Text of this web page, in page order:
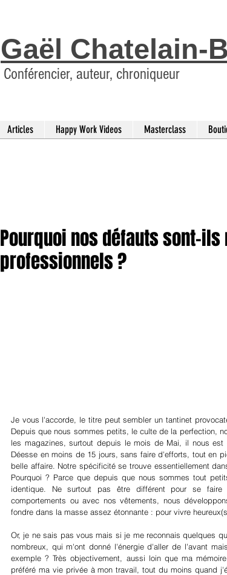
Gaël Chatelain-
Conférencier, auteur, chroniqueur
Articles Happy Work Videos Masterclass
Pourquoi nos défauts sont-
professionnels ?
Je vous l'accorde, le titre peut sembler un tantinet
Depuis que nous sommes petits, le culte de la perfection,
les magazines, surtout depuis le mois de Mai, il nous
Déesse en moins de 15 jours, sans faire d'efforts, tout en
belle affaire. Notre spécificité se trouve essentiellement
Pourquoi ? Parce que depuis que nous sommes tout
identique. Ne surtout pas être différent pour se faire
comportements ou avec nos vêtements, nous
fondre dans la masse assez étonnante : pour vivre
Or, je ne sais pas vous mais si je me reconnais quelques
nombreux, qui m'ont donné l'énergie d'aller de l'avant
exemple ? Très objectivement, aussi loin que ma
préféré ma vie privée à mon travail, tout du moins quand